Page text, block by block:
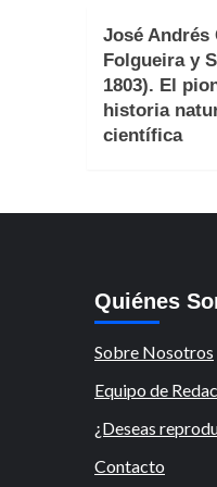
José Andrés
Folgueira y
1803). El
historia
científica
Quiénes
Sobre Nosotros
Equipo de
¿Deseas
Contacto